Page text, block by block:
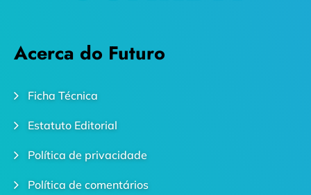
Acerca do Futuro
Ficha Técnica
Estatuto Editorial
Política de privacidade
Política de comentários